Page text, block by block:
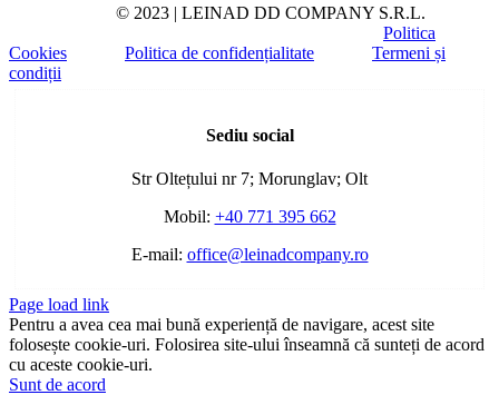
© 2023 | LEINAD DD COMPANY S.R.L.
Politica
Cookies
Politica de confidențialitate
Termeni și
condiții
Sediu social
Str Oltețului nr 7; Morunglav; Olt
Mobil: +40 771 395 662
E-mail: office@leinadcompany.ro
Page load link
Pentru a avea cea mai bună experiență de navigare, acest site
folosește cookie-uri. Folosirea site-ului înseamnă că sunteți de acord
cu aceste cookie-uri.
Sunt de acord